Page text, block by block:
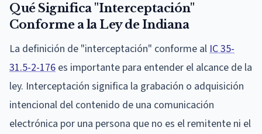
Qué Significa "Interceptación"
Conforme a la Ley de Indiana
La definición de "interceptación" conforme al IC 35-
31.5-2-176 es importante para entender el alcance de la
ley. Interceptación significa la grabación o adquisición
intencional del contenido de una comunicación
electrónica por una persona que no es el remitente ni el